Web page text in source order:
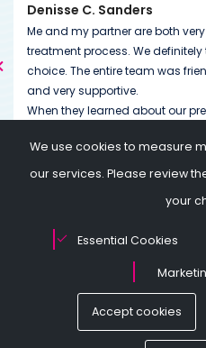
Denisse C. Sanders
Me and my partner are both
treatment process. We
choice. The entire team was
and very supportive.
When they learned about our
like to mention their approach
clearly know what you will pay
© British Kıbrıs Tüp Bebek
We use cookies to measure
our services. Please review
your
Essential Cookies
Accept cookies